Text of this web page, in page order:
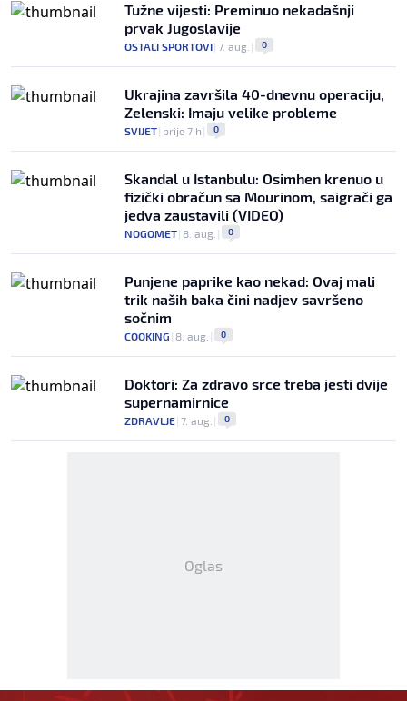
Tužne vijesti: Preminuo nekadašnji
prvak Jugoslavije
OSTALI SPORTOVI| 7. aug. | 0
Ukrajina završila 40-dnevnu operaciju,
Zelenski: Imaju velike probleme
SVIJET| prije 7 h | 0
Skandal u Istanbulu: Osimhen krenuo u
fizički obračun sa Mourinom, saigrači ga
jedva zaustavili (VIDEO)
NOGOMET| 8. aug. | 0
Punjene paprike kao nekad: Ovaj mali
trik naših baka čini nadjev savršeno
sočnim
COOKING | 8. aug. | 0
Doktori: Za zdravo srce treba jesti dvije
supernamirnice
ZDRAVLJE| 7. aug. | 0
Oglas